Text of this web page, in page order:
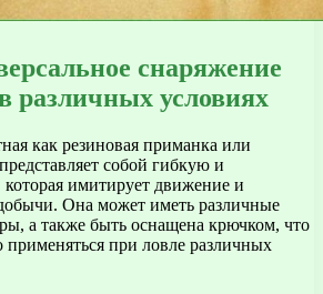
снаряжение
различных условиях
как резиновая приманка или
собой гибкую и
имитирует движение и
Она может иметь различные
а также быть оснащена крючком, что
применяться при ловле различных